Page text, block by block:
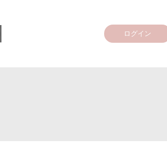
ログイン